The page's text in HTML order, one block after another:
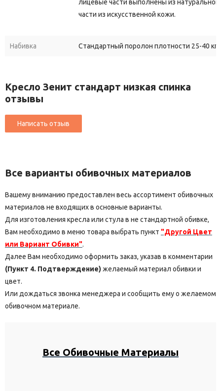
лицевые части выполнены из
части из искусственной кожи.
Набивка Стандартный поролон плотности 25-40
Кресло Зенит стандарт низкая спинка
отзывы
Все варианты обивочных материалов
Вашему вниманию предоставлен весь ассортимент обивочных
материалов не входящих в основные варианты.
Для изготовления кресла или стула в не стандартной обивке,
Вам необходимо в меню товара выбрать пункт "Другой Цвет
или Вариант Обивки".
Далее Вам необходимо оформить заказ, указав в комментарии
(Пункт 4. Подтверждение) желаемый материал обивки и
цвет.
Или дождаться звонка менеджера и сообщить ему о желаемом
обивочном материале.
Все Обивочные Материалы